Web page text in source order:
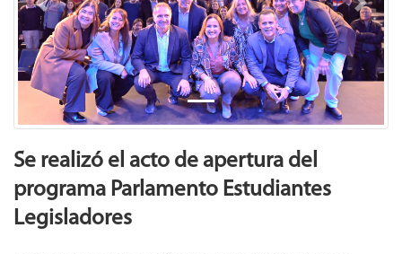
Previous Next
Se realizó el acto de apertura del
programa Parlamento Estudiantes
Legisladores